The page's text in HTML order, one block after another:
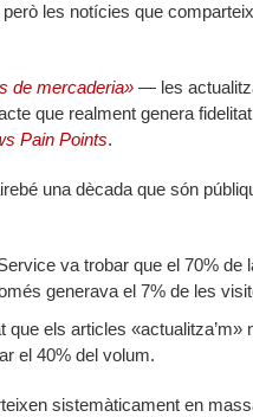
les notícies que
de mercaderia» — les
que realment genera
Pain Points.
una dècada que són
va trobar que el 70% de
generava el 7% de les
els articles «actualitza’m»
el 40% del volum.
sistemàticament en